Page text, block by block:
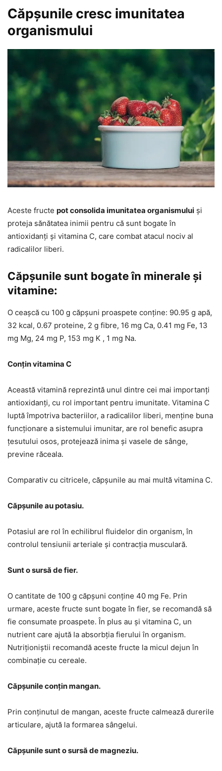
Căpșunile cresc imunitatea
organismului
Aceste fructe pot consolida imunitatea organismului și
proteja sănătatea inimii pentru că sunt bogate în
antioxidanți și vitamina C, care combat atacul nociv al
radicalilor liberi.
Căpșunile sunt bogate în minerale și
vitamine:
O ceașcă cu 100 g căpșuni proaspete conține: 90.95 g apă,
32 kcal, 0.67 proteine, 2 g fibre, 16 mg Ca, 0.41 mg Fe, 13
mg Mg, 24 mg P, 153 mg K , 1 mg Na.
Conțin vitamina C
Această vitamină reprezintă unul dintre cei mai importanți
antioxidanți, cu rol important pentru imunitate. Vitamina C
luptă împotriva bacteriilor, a radicalilor liberi, menține buna
funcționare a sistemului imunitar, are rol benefic asupra
țesutului osos, protejează inima și vasele de sânge,
previne răceala.
Comparativ cu citricele, căpșunile au mai multă vitamina C.
Căpșunile au potasiu.
Potasiul are rol în echilibrul fluidelor din organism, în
controlul tensiunii arteriale și contracția musculară.
Sunt o sursă de fier.
O cantitate de 100 g căpșuni conține 40 mg Fe. Prin
urmare, aceste fructe sunt bogate în fier, se recomandă să
fie consumate proaspete. În plus au și vitamina C, un
nutrient care ajută la absorbția fierului în organism.
Nutriționiștii recomandă aceste fructe la micul dejun în
combinație cu cereale.
Căpșunile conțin mangan.
Prin conținutul de mangan, aceste fructe calmează durerile
articulare, ajută la formarea sângelui.
Căpșunile sunt o sursă de magneziu.